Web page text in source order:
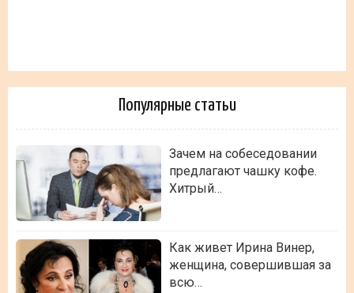
Популярные статьи
Зачем на собеседовании
предлагают чашку кофе.
Хитрый…
Как живет Ирина Винер,
женщина, совершившая за
всю…